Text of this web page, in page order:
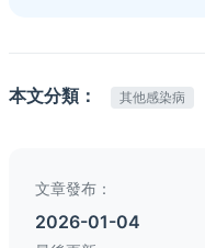
本文分類： 其他感染病
文章發布：
2026-01-04